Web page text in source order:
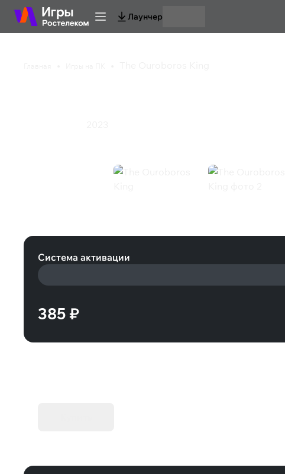
Лаунчер
Система активации
385 ₽